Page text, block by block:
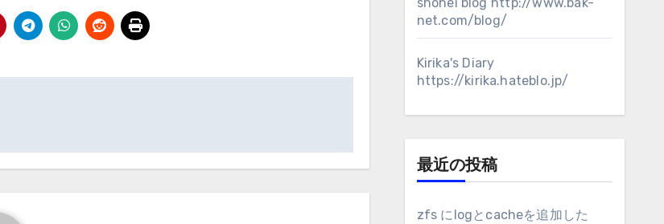
net.com/blog/
Kirika's Diary
https://kirika.hateblo.jp/
最近の投稿
zfs にlogとcacheを追加した